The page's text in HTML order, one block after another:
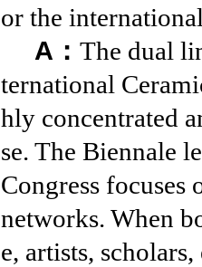
or the
A：The dual
ternational
hly concentrated
se. The Biennale
Congress
networks. When
e, artists,